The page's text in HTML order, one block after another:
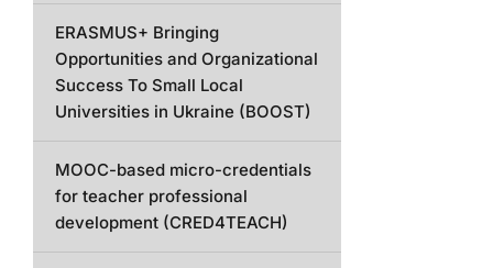
ERASMUS+ Bringing
Opportunities and Organizational
Success To Small Local
Universities in Ukraine (BOOST)
MOOC-based micro-credentials
for teacher professional
development (CRED4TEACH)